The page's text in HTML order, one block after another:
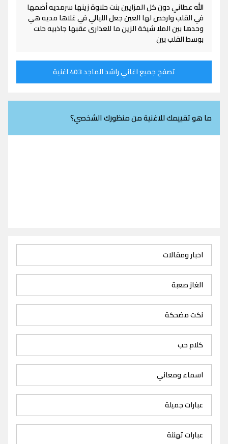
الله عطاني دون كل المزايين بنت حلاوة زينها سرمديه أضمها
في القلب وارخص لها العين جعل الليالي في غلاها مديه هي
وحدها بين الملا شيخة الزين ما للعذارى عقبها جاذبيه حلت
بوسط القلب بين
تصفح جميع اغاني راشد الماجد 403 اغنية
ما هو تقييمك للاغنية من منظورك الشخصي؟
اخبار ومقالات
الغاز صعبة
نكت مضحكة
كلام حب
اسماء ومعاني
عبارات جميلة
عبارات تهنئة